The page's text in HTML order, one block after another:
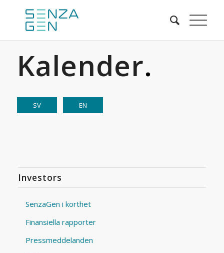
Kalender.
SV EN
Investors
SenzaGen i korthet
Finansiella rapporter
Pressmeddelanden